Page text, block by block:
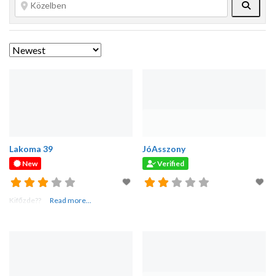
Lakoma 39
New
Kifőzde?? Read more...
JóAsszony
Verified